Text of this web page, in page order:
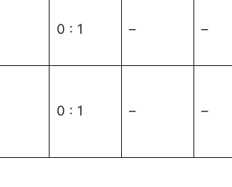
0 : 1 – –
0 : 1 – –